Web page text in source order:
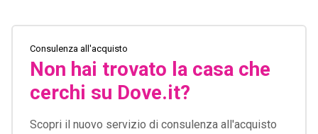
Consulenza all'acquisto
Non hai trovato la casa che
cerchi su Dove.it?
Scopri il nuovo servizio di consulenza all'acquisto